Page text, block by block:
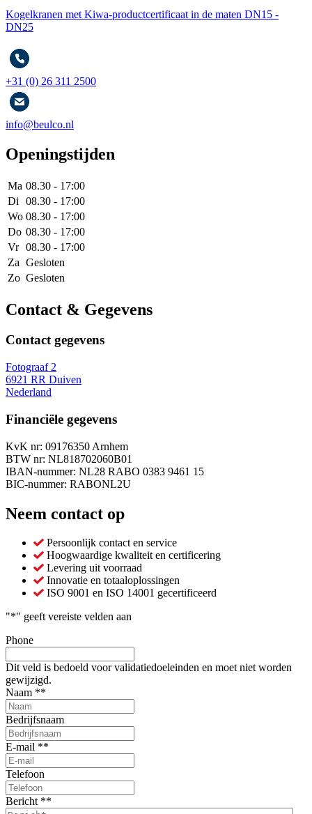
Kogelkranen met Kiwa-productcertificaat in de maten DN15 -
DN25
+31 (0) 26 311 2500
info@beulco.nl
Openingstijden
Ma 08.30 - 17:00
Di
08.30 - 17:00
Wo 08.30 - 17:00
Do 08.30 - 17:00
Vr 08.30 - 17:00
Za Gesloten
Zo Gesloten
Contact & Gegevens
Contact gegevens
Fotograaf 2
6921 RR Duiven
Nederland
Financiële gegevens
KvK nr: 09176350 Arnhem
BTW nr: NL818702060B01
IBAN-nummer: NL28 RABO 0383 9461 15
BIC-nummer: RABONL2U
Neem contact op
Persoonlijk contact en service
Hoogwaardige kwaliteit en certificering
Levering uit voorraad
Innovatie en totaaloplossingen
ISO 9001 en ISO 14001 gecertificeerd
"*" geeft vereiste velden aan
Phone
Dit veld is bedoeld voor validatiedoeleinden en moet niet worden
gewijzigd.
Naam **
Bedrijfsnaam
E-mail **
Telefoon
Bericht **